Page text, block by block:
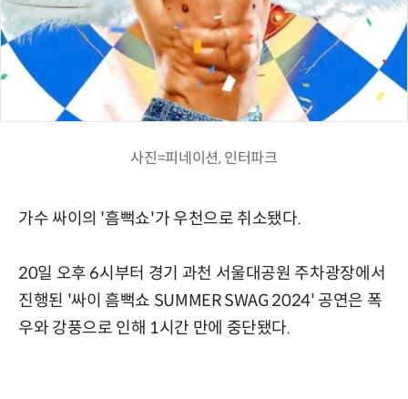
사진=피네이션, 인터파크
가수 싸이의 '흠뻑쇼'가 우천으로 취소됐다.
20일 오후 6시부터 경기 과천 서울대공원 주차광장에서
진행된 '싸이 흠뻑쇼 SUMMER SWAG 2024' 공연은 폭
우와 강풍으로 인해 1시간 만에 중단됐다.